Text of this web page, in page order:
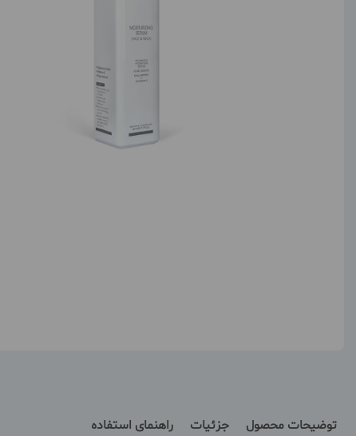
توضیحات محصول جزئیات راهنمای استفاده